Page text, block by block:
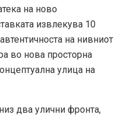
на ново
извлекува 10
на нивниот
во нова просторна
улица на
два улични фронта,